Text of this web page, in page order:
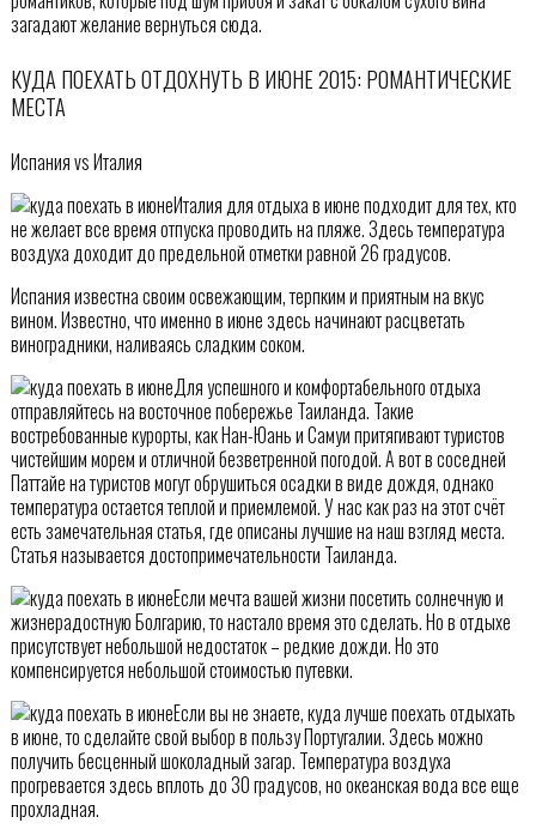
загадают желание вернуться сюда.
КУДА ПОЕХАТЬ ОТДОХНУТЬ В ИЮНЕ 2015: РОМАНТИЧЕСКИЕ
МЕСТА
Испания vs Италия
Италия для отдыха в июне подходит для тех, кто
не желает все время отпуска проводить на пляже. Здесь температура
воздуха доходит до предельной отметки равной 26 градусов.
Испания известна своим освежающим, терпким и приятным на вкус
вином. Известно, что именно в июне здесь начинают расцветать
виноградники, наливаясь сладким соком.
Для успешного и комфортабельного отдыха
отправляйтесь на восточное побережье Таиланда. Такие
востребованные курорты, как Нан-Юань и Самуи притягивают туристов
чистейшим морем и отличной безветренной погодой. А вот в соседней
Паттайе на туристов могут обрушиться осадки в виде дождя, однако
температура остается теплой и приемлемой. У нас как раз на этот счёт
есть замечательная статья, где описаны лучшие на наш взгляд места.
Статья называется достопримечательности Таиланда.
Если мечта вашей жизни посетить солнечную и
жизнерадостную Болгарию, то настало время это сделать. Но в отдыхе
присутствует небольшой недостаток – редкие дожди. Но это
компенсируется небольшой стоимостью путевки.
Если вы не знаете, куда лучше поехать отдыхать
в июне, то сделайте свой выбор в пользу Португалии. Здесь можно
получить бесценный шоколадный загар. Температура воздуха
прогревается здесь вплоть до 30 градусов, но океанская вода все еще
прохладная.